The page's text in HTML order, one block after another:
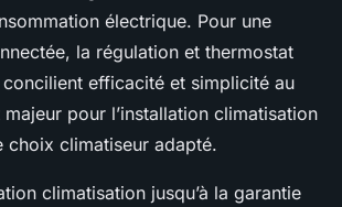
électrique. Pour une
la régulation et thermostat
efficacité et simplicité au
pour l’installation climatisation
choix climatiseur adapté.
climatisation jusqu’à la garantie